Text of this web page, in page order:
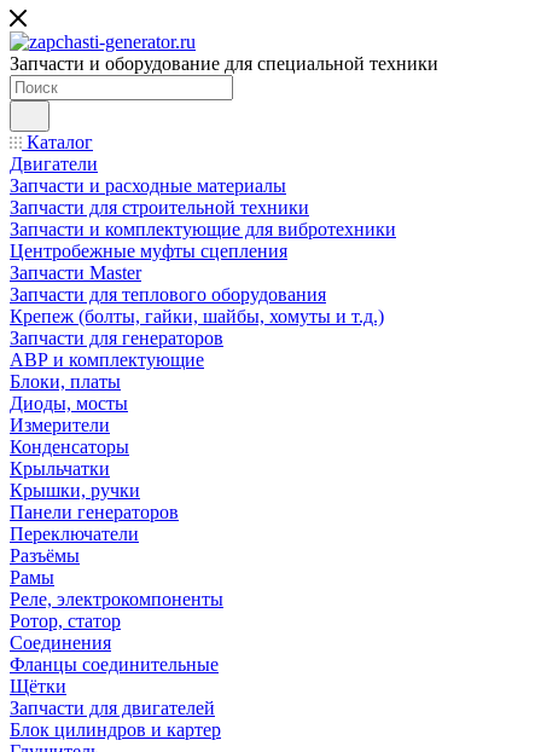
Запчасти и оборудование для специальной техники
Каталог
Двигатели
Запчасти и расходные материалы
Запчасти для строительной техники
Запчасти и комплектующие для вибротехники
Центробежные муфты сцепления
Запчасти Master
Запчасти для теплового оборудования
Крепеж (болты, гайки, шайбы, хомуты и т.д.)
Запчасти для генераторов
АВР и комплектующие
Блоки, платы
Диоды, мосты
Измерители
Конденсаторы
Крыльчатки
Крышки, ручки
Панели генераторов
Переключатели
Разъёмы
Рамы
Реле, электрокомпоненты
Ротор, статор
Соединения
Фланцы соединительные
Щётки
Запчасти для двигателей
Блок цилиндров и картер